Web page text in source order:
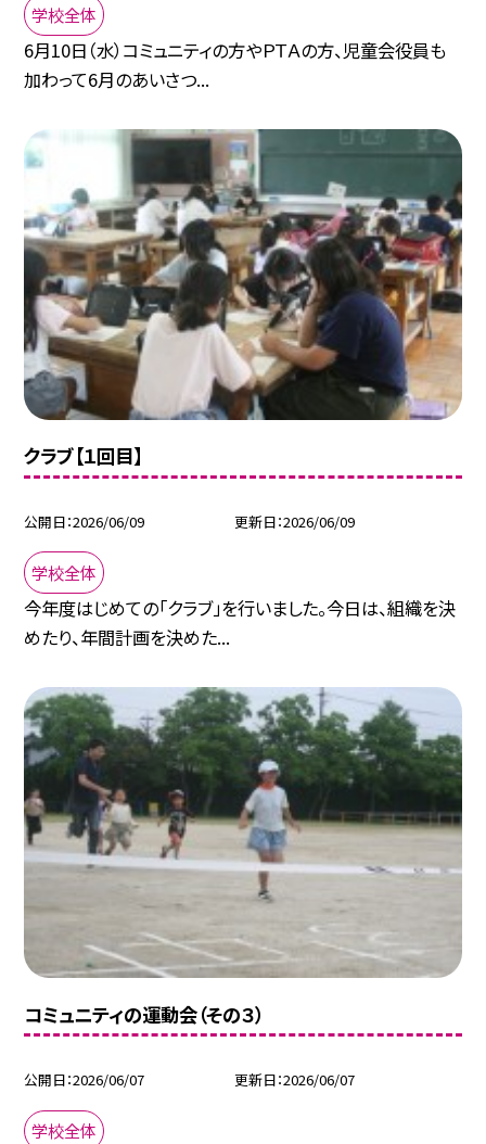
学校全体
6月10日（水）コミュニティの方やＰＴＡの方、児童会役員も
加わって6月のあいさつ...
クラブ【１回目】
公開日 2026/06/09 更新日 2026/06/09
学校全体
今年度はじめての「クラブ」を行いました。今日は、組織を決
めたり、年間計画を決めた...
コミュニティの運動会（その３）
公開日 2026/06/07 更新日 2026/06/07
学校全体